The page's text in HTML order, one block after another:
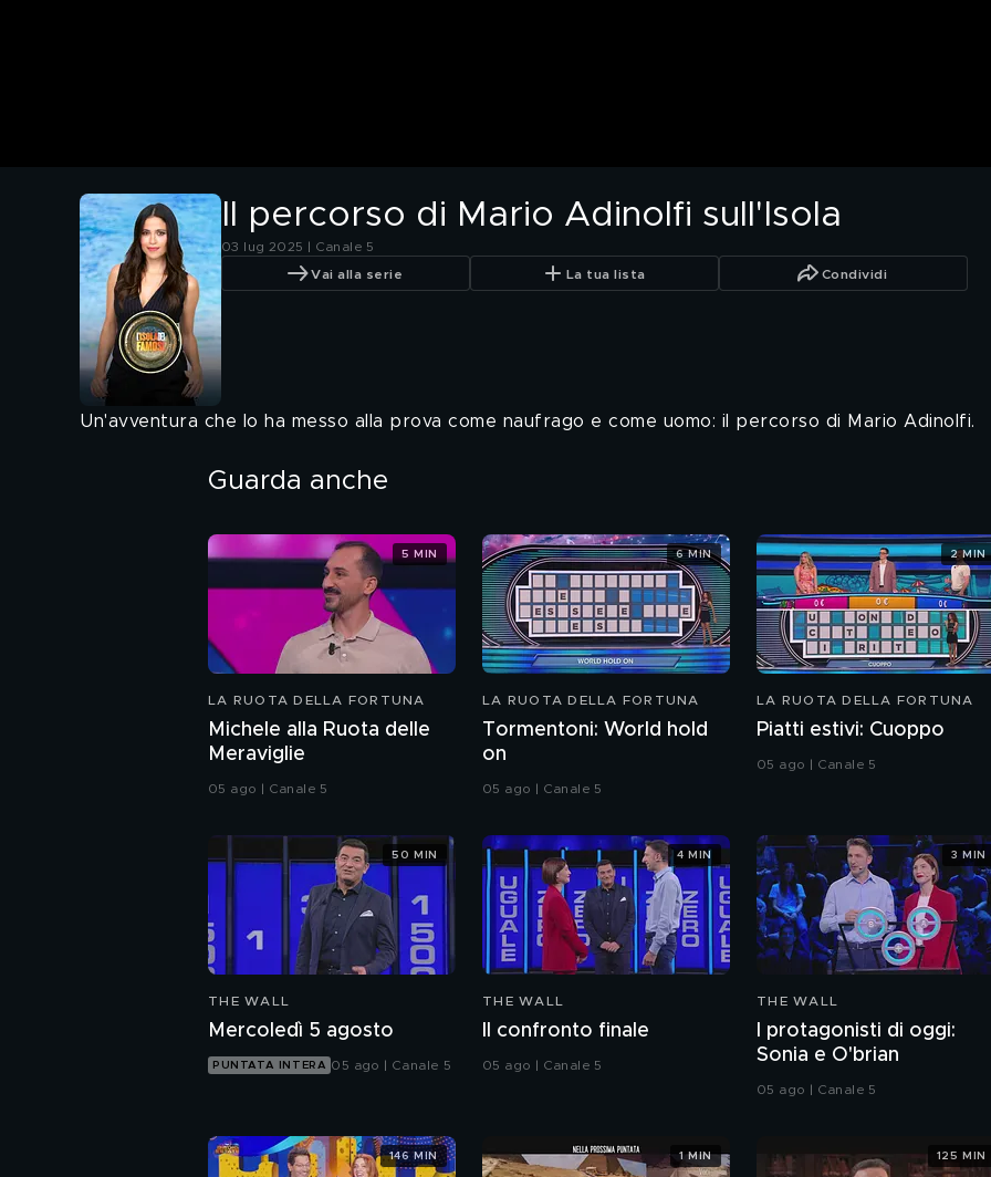
Il percorso di Mario Adinolfi sull'Isola
03 lug 2025 | Canale 5
Vai alla serie La tua lista Condividi
Un'avventura che lo ha messo alla prova come naufrago e come uomo: il percorso di Mario Adinolfi.
Guarda anche
LA RUOTA DELLA FORTUNA
Michele alla Ruota delle
Meraviglie
05 ago | Canale 5
5 MIN
LA RUOTA DELLA FORTUNA
Tormentoni: World hold
on
05 ago | Canale 5
6 MIN
LA RUOTA DELLA FORTUNA
Piatti estivi: Cuoppo
05 ago | Canale 5
2 MIN
THE WALL
Mercoledì 5 agosto
PUNTATA INTERA 05 ago | Canale 5
50 MIN
THE WALL
Il confronto finale
05 ago | Canale 5
4 MIN
THE WALL
I protagonisti di oggi:
Sonia e O'brian
05 ago | Canale 5
3 MIN
146 MIN 1 MIN 125 MIN